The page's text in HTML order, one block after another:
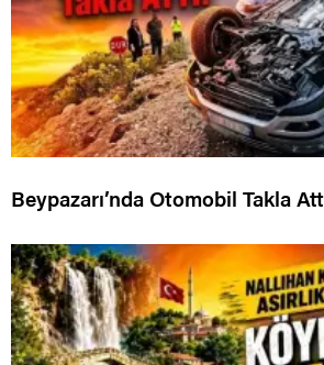
Beypazarı’nda Otomobil Takla